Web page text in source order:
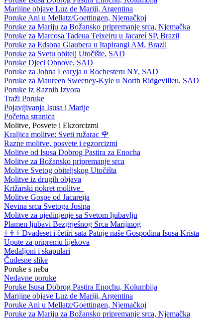
Marijine objave Luz de Mariji, Argentina
Poruke Ani u Mellatz/Goettingen, Njemačkoj
Poruke za Mariju za Božansko pripremanje srca, Njemačka
Poruke za Marcosa Tadeua Teixeiru u Jacareí SP, Brazil
Poruke za Edsona Glaubera u Itapirangi AM, Brazil
Poruke za Svetu obitelj Utočište, SAD
Poruke Djeci Obnove, SAD
Poruke za Johna Learyja u Rochesteru NY, SAD
Poruke za Maureen Sweeney-Kyle u North Ridgevilleu, SAD
Poruke iz Raznih Izvora
Traži Poruke
Pojavljivanja Isusa i Marije
Početna stranica
Molitve, Posvete i Ekzorcizmi
Kraljica molitve: Sveti ružarac 🌹
Razne molitve, posvete i egzorcizmi
Molitve od Isusa Dobrog Pastira za Enocha
Molitve za Božansko pripremanje srca
Molitve Svetog obiteljskog Utočišta
Molitve iz drugih objava
Križarski pokret molitve
Molitve Gospe od Jacareija
Nevina srca Svetoga Josipa
Molitve za ujedinjenje sa Svetom ljubavlju
Plamen ljubavi Bezgrješnog Srca Marijinog
† † † Dvadeset i četiri sata Patnje naše Gospodina Isusa Krista
Upute za pripremu lijekova
Medaljoni i skapulari
Čudesne slike
Poruke s neba
Nedavne poruke
Poruke Isusa Dobrog Pastira Enochu, Kolumbija
Marijine objave Luz de Mariji, Argentina
Poruke Ani u Mellatz/Goettingen, Njemačkoj
Poruke za Mariju za Božansko pripremanje srca, Njemačka